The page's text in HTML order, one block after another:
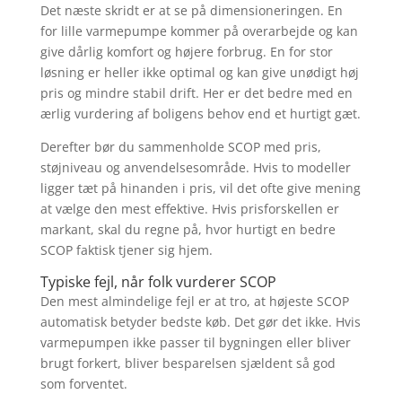
Det næste skridt er at se på dimensioneringen. En
for lille varmepumpe kommer på overarbejde og kan
give dårlig komfort og højere forbrug. En for stor
løsning er heller ikke optimal og kan give unødigt høj
pris og mindre stabil drift. Her er det bedre med en
ærlig vurdering af boligens behov end et hurtigt gæt.
Derefter bør du sammenholde SCOP med pris,
støjniveau og anvendelsesområde. Hvis to modeller
ligger tæt på hinanden i pris, vil det ofte give mening
at vælge den mest effektive. Hvis prisforskellen er
markant, skal du regne på, hvor hurtigt en bedre
SCOP faktisk tjener sig hjem.
Typiske fejl, når folk vurderer SCOP
Den mest almindelige fejl er at tro, at højeste SCOP
automatisk betyder bedste køb. Det gør det ikke. Hvis
varmepumpen ikke passer til bygningen eller bliver
brugt forkert, bliver besparelsen sjældent så god
som forventet.